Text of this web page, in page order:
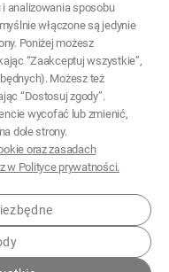
analizowania sposobu
włączone są jedynie
Poniżej możesz
“Zaakceptuj wszystkie”,
Możesz też
“Dostosuj zgody”.
wycofać lub zmienić,
dole strony.
oraz zasadach
w Polityce prywatności.